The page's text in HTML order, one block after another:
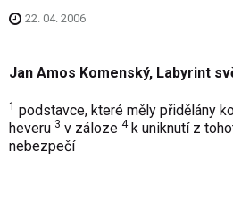
22. 04. 2006
Jan Amos Komenský, Labyrint
1 podstavce, které měly přidělány
heveru 3 v záloze 4k uniknutí z
nebezpečí